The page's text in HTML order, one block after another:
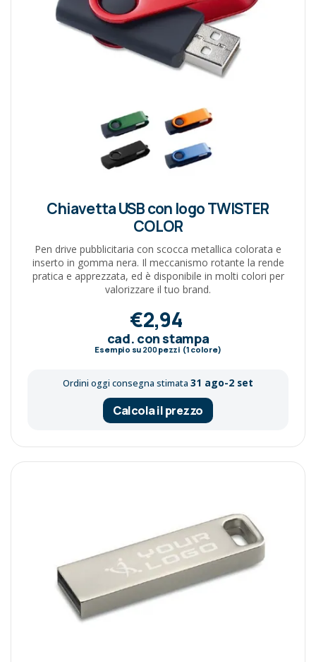
Chiavetta USB con logo TWISTER
COLOR
Pen drive pubblicitaria con scocca metallica colorata e
inserto in gomma nera. Il meccanismo rotante la rende
pratica e apprezzata, ed è disponibile in molti colori per
valorizzare il tuo brand.
€2,94
cad. con stampa
Esempio su 200pezzi (1 colore)
Ordini oggi consegna stimata 31 ago-2 set
Calcola il prezzo